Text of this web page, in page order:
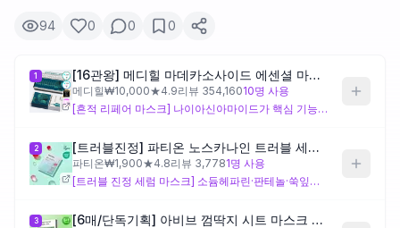
제품비교
Login
94 0 0 0
1 [16관왕] 메디힐 마데카소사이드 에센셜 마스크 흔적 리페어 10매
메디힐₩10,000★4.9리뷰 354,16010명 사용
[흔적 리페어 마스크] 나이아신아마이드가 핵심 기능 성분으로 배치된 설계로, 여드름 후 색소침착이나 자국 개선을 주된 목적으로 하는 구성이에요. 급성 여드름 염증을 빠르게 가라앉히기 위한 전용 진정 성분 구성은 아니므로, 지금 올라온 활성 여드름 케어보다는 이후 남는 흔적을 관리하는 단계에 더 가깝게 설계된 제품이에요.
2 [트러블진정] 파티온 노스카나인 트러블 세럼 마스크팩 1매
파티온₩1,900★4.8리뷰 3,7781명 사용
[트러블 진정 세럼 마스크] 소듐헤파린·판테놀·쑥잎추출물처럼 항염·재생 기능이 강조된 성분이 복합적으로 배치되어, 붉고 염증이 있는 활성 여드름 단계를 겨냥한 진정 설계에 초점이 맞춰진 구성이에요. 다만 딱딱한 좁살이나 막힌 모공이 원인인 면포성 여드름에는 진정 효과의 범위가 달라질 수 있으므로 이 점은 참고하세요.
3 [6매/단독기획] 아비브 껌딱지 시트 마스크 어성초 스티커 5매 (+1매 증정기획)